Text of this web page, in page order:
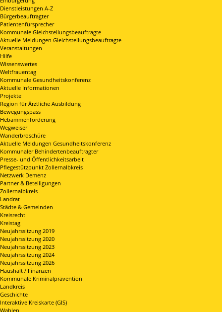
Dienstleistungen A-Z
Bürgerbeauftragter
Patientenfürsprecher
Kommunale Gleichstellungsbeauftragte
Aktuelle Meldungen Gleichstellungsbeauftragte
Veranstaltungen
Hilfe
Wissenswertes
Weltfrauentag
Kommunale Gesundheitskonferenz
Aktuelle Informationen
Projekte
Region für Ärztliche Ausbildung
Bewegungspass
Hebammenförderung
Wegweiser
Wanderbroschüre
Aktuelle Meldungen Gesundheitskonferenz
Kommunaler Behindertenbeauftragter
Presse- und Öffentlichkeitsarbeit
Pflegestützpunkt Zollernalbkreis
Netzwerk Demenz
Partner & Beteiligungen
Zollernalbkreis
Landrat
Städte & Gemeinden
Kreisrecht
Kreistag
Neujahrssitzung 2019
Neujahrssitzung 2020
Neujahrssitzung 2023
Neujahrssitzung 2024
Neujahrssitzung 2026
Haushalt / Finanzen
Kommunale Kriminalprävention
Landkreis
Geschichte
Interaktive Kreiskarte (GIS)
Wahlen